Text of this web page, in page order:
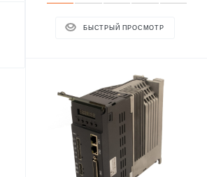
БЫСТРЫЙ ПРОСМОТР